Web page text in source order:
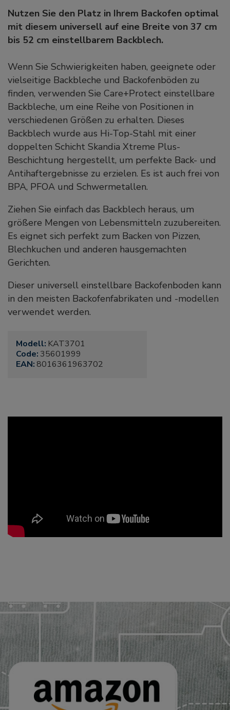
Nutzen Sie den Platz in Ihrem Backofen optimal
mit diesem universell auf eine Breite von 37 cm
bis 52 cm einstellbarem Backblech.
Wenn Sie Schwierigkeiten haben, geeignete oder
vielseitige Backbleche und Backofenböden zu
finden, verwenden Sie Care+Protect einstellbare
Backbleche, um eine Reihe von Positionen in
verschiedenen Größen zu erhalten. Dieses
Backblech wurde aus Hi-Top-Stahl mit einer
doppelten Schicht Skandia Xtreme Plus-
Beschichtung hergestellt, um perfekte Back- und
Antihaftergebnisse zu erzielen. Es ist auch frei von
BPA, PFOA und Schwermetallen.
Ziehen Sie einfach das Backblech heraus, um
größere Mengen von Lebensmitteln zuzubereiten.
Es eignet sich perfekt zum Backen von Pizzen,
Blechkuchen und anderen hausgemachten
Gerichten.
Dieser universell einstellbare Backofenboden kann
in den meisten Backofenfabrikaten und -modellen
verwendet werden.
Modell: KAT3701
Code: 35601999
EAN: 8016361963702